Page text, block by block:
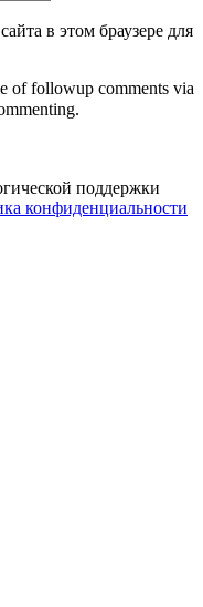
в этом браузере для
of followup comments via
поддержки
конфиденциальности